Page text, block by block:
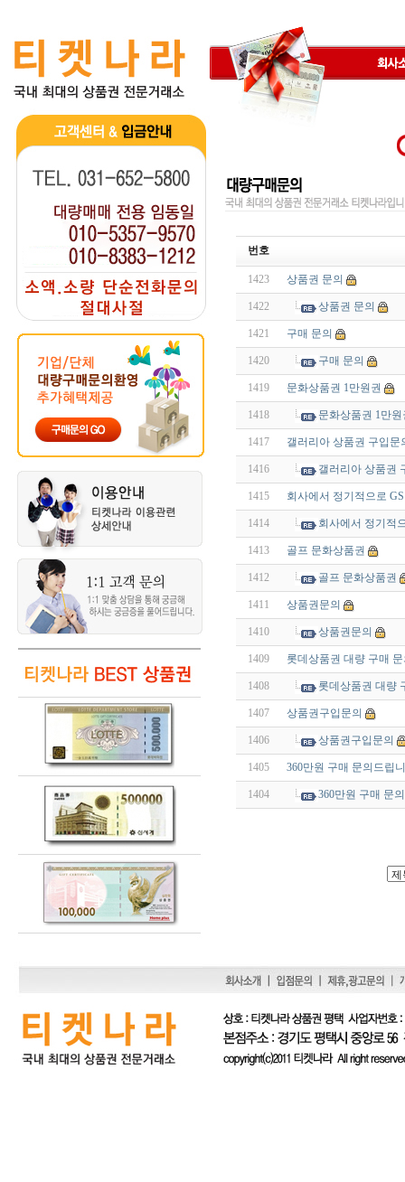
번호
1423 상품권 문의
1422 상품권 문의
1421 구매 문의
1420 구매 문의
1419 문화상품권 1만원권
1418 문화상품권 1만원
1417 갤러리아 상품권 구입문
1416 갤러리아 상품권
1415 회사에서 정기적으로
1414 회사에서 정기적
1413 골프 문화상품권
1412 골프 문화상품권
1411 상품권문의
1410 상품권문의
1409 롯데상품권 대량 구매 문
1408 롯데상품권 대량
1407 상품권구입문의
1406 상품권구입문의
1405 360만원 구매 문의드립
1404 360만원 구매 문